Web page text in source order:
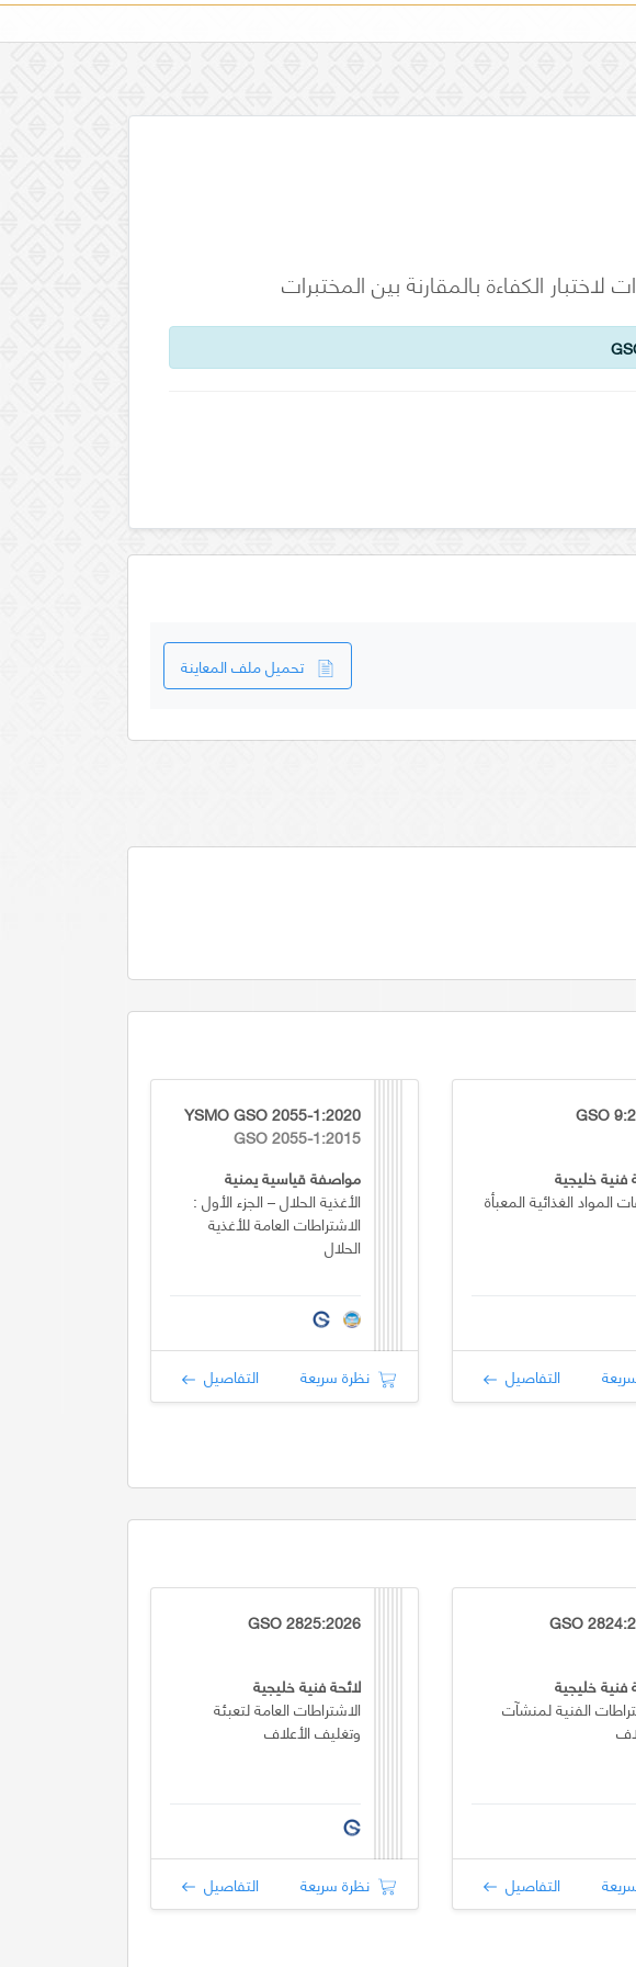
الكفاءة بالمقارنة بين المختبرات
تحميل ملف المعاينة
GSO
فنية خليجية
المواد الغذائية المعبأة
التفاصيل
YSMO GSO 2055-1:2020
GSO 2055-1:2015
مواصفة قياسية يمنية
الأغذية الحلال – الجزء الأول :
الاشتراطات العامة للأغذية
الحلال
نظرة سريعة التفاصيل
GSO
فنية خليجية
الفنية لمنشآت
التفاصيل
GSO 2825:2026
لائحة فنية خليجية
الاشتراطات العامة لتعبئة
وتغليف الأعلاف
نظرة سريعة التفاصيل